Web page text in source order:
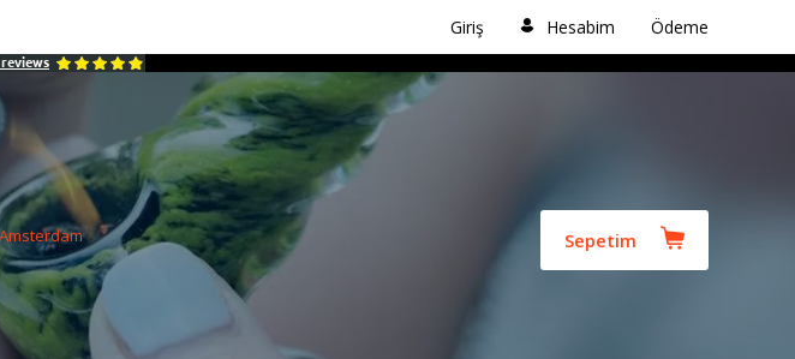
Giriş Hesabim Ödeme
reviews
Sepetim